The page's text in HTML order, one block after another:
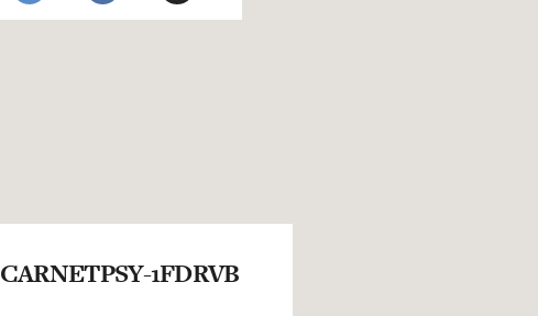
CARNETPSY-1FDRVB